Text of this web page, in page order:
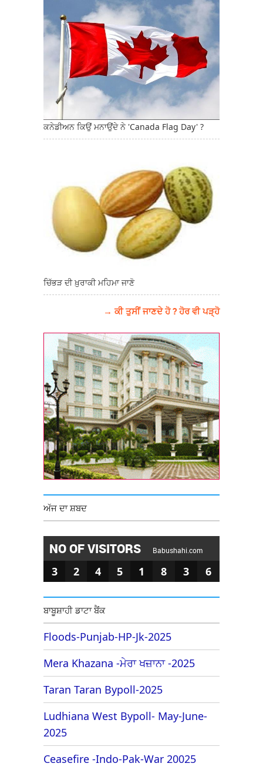
ਕਨੇਡੀਅਨ ਕਿਉਂ ਮਨਾਉਂਦੇ ਨੇ 'Canada Flag Day' ?
ਚਿੱਭੜ ਦੀ ਖ਼ੁਰਾਕੀ ਮਹਿਮਾ ਜਾਣੋ
→ ਕੀ ਤੁਸੀਂ ਜਾਣਦੇ ਹੋ ? ਹੋਰ ਵੀ ਪੜ੍ਹੋ
ਅੱਜ ਦਾ ਸ਼ਬਦ
NO OF VISITORS Babushahi.com
3 2 4 5 1 8 3 6
ਬਾਬੂਸ਼ਾਹੀ ਡਾਟਾ ਬੈਂਕ
Floods-Punjab-HP-Jk-2025
Mera Khazana -ਮੇਰਾ ਖਜ਼ਾਨਾ -2025
Taran Taran Bypoll-2025
Ludhiana West Bypoll- May-June-
2025
Ceasefire -Indo-Pak-War 20025